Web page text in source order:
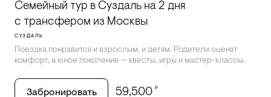
Семейный тур в Суздаль на 2 дня
с трансфером из Москвы
СУЗДАЛЬ
Поездка понравится и взрослым, и детям. Родители оценят
комфорт, а юное поколение — квесты, игры и мастер-классы.
Забронировать 59,500 ₽